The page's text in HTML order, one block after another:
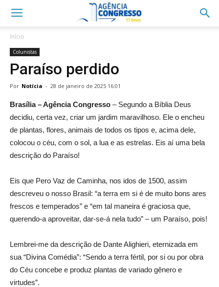
Início
Colunistas
Paraíso perdido
Por Notícia - 28 de janeiro de 2025 16:01
Brasília – Agência Congresso – Segundo a Bíblia Deus
decidiu, certa vez, criar um jardim maravilhoso. Ele o encheu
de plantas, flores, animais de todos os tipos e, acima dele,
colocou o céu, com o sol, a lua e as estrelas. Eis aí uma bela
descrição do Paraíso!
Eis que Pero Vaz de Caminha, nos idos de 1500, assim
descreveu o nosso Brasil: “a terra em si é de muito bons ares
frescos e temperados” e “em tal maneira é graciosa que,
querendo-a aproveitar, dar-se-á nela tudo” – um Paraíso, pois!
Lembrei-me da descrição de Dante Alighieri, eternizada em
sua “Divina Comédia”: “Sendo a terra fértil, por si ou por obra
do Céu concebe e produz plantas de variado gênero e
virtudes”.